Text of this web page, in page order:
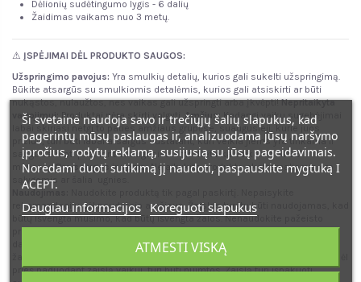
Dėlionių sudėtingumo lygis - 6 dalių
Žaidimas vaikams nuo 3 metų.
⚠ ĮSPĖJIMAI DĖL PRODUKTO SAUGOS:
Užspringimo pavojus: Yra smulkių detalių, kurios gali sukelti užspringimą.
Būkite atsargūs su smulkiomis detalėmis, kurios gali atsiskirti ar būti
nukąstos, nulaužtos, nes vaikas gali užspringti arba įkvėpti!Nepritaikyta
vartojimui:
Produktai nėra skirti valgyti. Amžius:
Kadangi vaikų sugebėjimai
labai skiriasi netgi to paties amžiaus grupėse, suaugusieji, kurie juos
prižiūri, turi būti labai atsargūs nustatant, kuri veikla jiems yra tinkama ir
saugi. Naudoti prižiūrint suaugusiesiems. Netinka vaikams iki 36
mėnesių.Oro sąlygos ir ugnis:Nelaikykite produkto ekstremaliomis oro
sąlygomis ar šalia ugnies.
Naudojimas:
rekomendacijų dėl naudotojo amžiaus. Žaislas turėtų būti naudojamas, kad
būtų išvengta mušimo, kad būtų išvengta žalos. Nenaudokite pažeisto
produkto.Surinkimas:Surinkimą turi atlikti suaugęs asmuo. Nesurinktas
dalis laikykite vaikams nepasiekiamoje vietoje.
žaislas. Visos žaislо pakavimo medžiagos ir detalės nėra žaislo dalys, todėl
prieš paduodant žaislą vaikui, turi būti nuimtos. Žaislą turi išpakuoti
Ši svetainė naudoja savo ir trečiųjų šalių slapukus, kad
pagerintų mūsų paslaugas ir, analizuodama jūsų naršymo
įpročius, rodytų reklamą, susijusią su jūsų pageidavimais.
Norėdami duoti sutikimą jį naudoti, paspauskite mygtuką I
ACEPT.
Daugiau informacijos Koreguoti slapukus
ATMESTI VISKĄ